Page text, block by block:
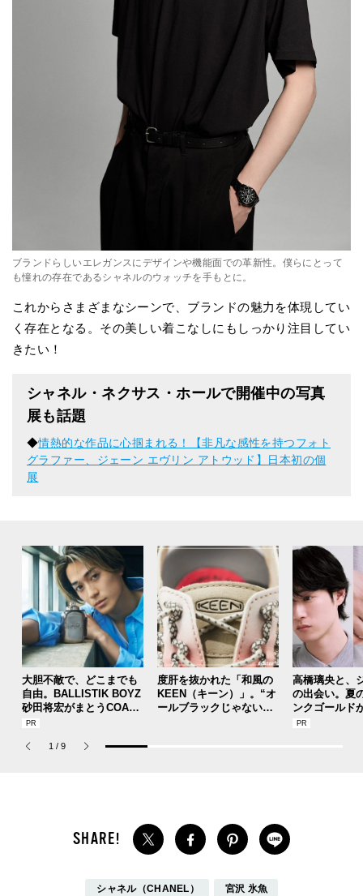
ブランドらしいエレガンスにデザインや機能面での革新性。僕らにとって
も憧れの存在であるシャネルのウォッチを手もとに。
これからさまざまなシーンで、ブランドの魅力を体現してい
く存在となる。その美しい着こなしにもしっかり注目してい
きたい！
シャネル・ネクサス・ホールで開催中の写真
展も話題
◆情熱的な作品に心掴まれる！【非凡な感性を持つフォト
グラファー、ジェーン エヴリン アトウッド】日本初の個
展
大胆不敵で、どこまでも
自由。BALLISTIK BOYZ
砂田将宏がまとうCOACH
の新作フレグランス「コ
パルファム」
度肝を抜かれた「和風の
KEEN（キーン）」。“オ
ールブラックじゃないほ
高橋璃央と、
の出会い。夏
ンクゴールド
SUMMER
1 / 9
シャネル（CHANEL） 宮沢 氷魚